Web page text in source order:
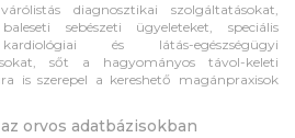
diagnosztikai szolgáltatásokat,
sebészeti ügyeleteket, speciális
és látás-egészségügyi
sőt a hagyományos távol-keleti
is szerepel a kereshető magánpraxisok
orvos adatbázisokban